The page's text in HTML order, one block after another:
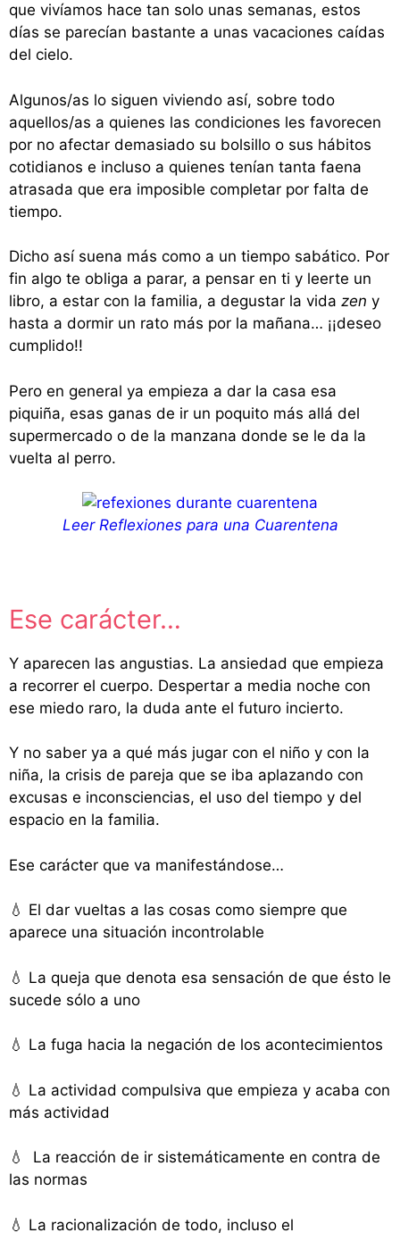
que vivíamos hace tan solo unas semanas, estos
días se parecían bastante a unas vacaciones caídas
del cielo.
Algunos/as lo siguen viviendo así, sobre todo
aquellos/as a quienes las condiciones les favorecen
por no afectar demasiado su bolsillo o sus hábitos
cotidianos e incluso a quienes tenían tanta faena
atrasada que era imposible completar por falta de
tiempo.
Dicho así suena más como a un tiempo sabático. Por
fin algo te obliga a parar, a pensar en ti y leerte un
libro, a estar con la familia, a degustar la vida zen y
hasta a dormir un rato más por la mañana… ¡¡deseo
cumplido!!
Pero en general ya empieza a dar la casa esa
piquiña, esas ganas de ir un poquito más allá del
supermercado o de la manzana donde se le da la
vuelta al perro.
Leer Reflexiones para una Cuarentena
Ese carácter…
Y aparecen las angustias. La ansiedad que empieza
a recorrer el cuerpo. Despertar a media noche con
ese miedo raro, la duda ante el futuro incierto.
Y no saber ya a qué más jugar con el niño y con la
niña, la crisis de pareja que se iba aplazando con
excusas e inconsciencias, el uso del tiempo y del
espacio en la familia.
Ese carácter que va manifestándose…
💧 El dar vueltas a las cosas como siempre que
aparece una situación incontrolable
💧 La queja que denota esa sensación de que ésto le
sucede sólo a uno
💧 La fuga hacia la negación de los acontecimientos
💧 La actividad compulsiva que empieza y acaba con
más actividad
💧 La reacción de ir sistemáticamente en contra de
las normas
💧 La racionalización de todo, incluso el